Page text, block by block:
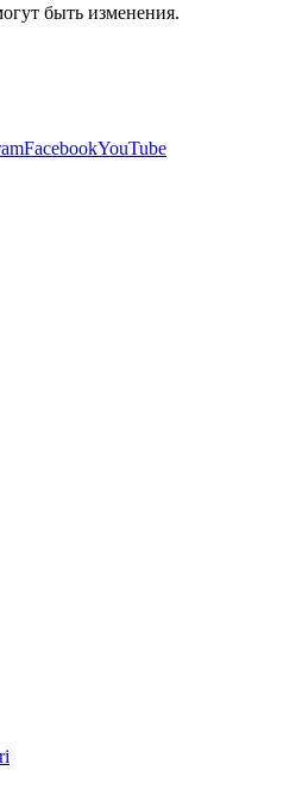
быть изменения.
FacebookYouTube